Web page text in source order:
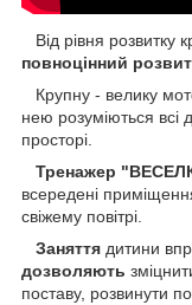
Від рівня розвитку
повноцінний
Крупну - велику
нею розуміються всі
просторі.
Тренажер
всередені
свіжему повітрі.
Заняття дитини
дозволяють
поставу, розвинути